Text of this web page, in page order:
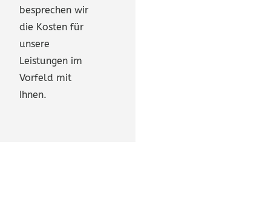
besprechen wir
die Kosten für
unsere
Leistungen im
Vorfeld mit
Ihnen.